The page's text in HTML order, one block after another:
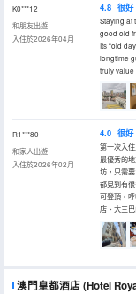
K0***12
和朋友出遊
入住於2026年04月
4.8 很好
Staying at
good old
Its “old
longtime
truly value
R1***80
和家人出遊
入住於2026年02月
4.0 很好
第一次入
最優秀的
坊，只需
都見到有
可登頂，
店、大三
澳門皇都酒店(Hotel